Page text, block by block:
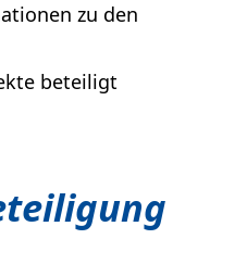
zu den
beteiligt